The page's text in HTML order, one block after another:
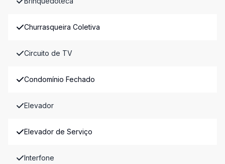
Churrasqueira Coletiva
Circuito de TV
Condomínio Fechado
Elevador
Elevador de Serviço
Interfone